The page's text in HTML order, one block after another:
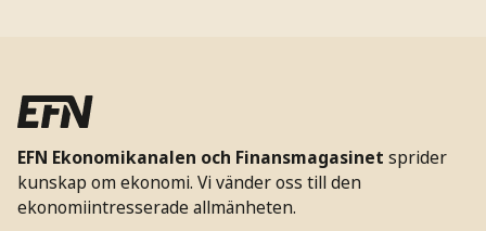
EFN Ekonomikanalen och Finansmagasinet sprider
kunskap om ekonomi. Vi vänder oss till den
ekonomiintresserade allmänheten.